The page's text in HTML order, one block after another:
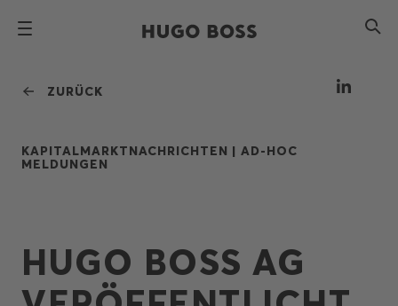
ZURÜCK
KAPITALMARKTNACHRICHTEN | AD-HOC
MELDUNGEN
HUGO BOSS AG